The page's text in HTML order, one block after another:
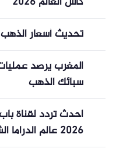
تحديث أسعار الذهب اليوم
المغرب يرصد
سبائك الذهب
احدث تردد لقناة
2026 عالم الدراما الشامية